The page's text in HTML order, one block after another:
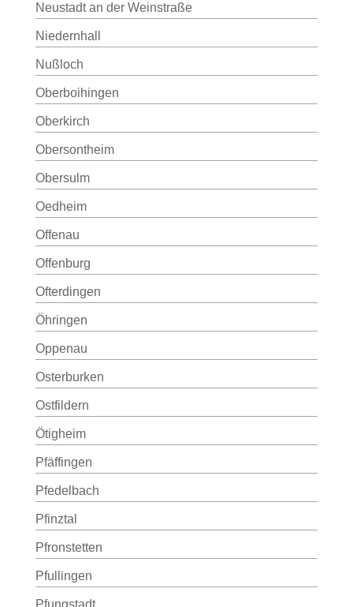
Neustadt an der Weinstraße
Niedernhall
Nußloch
Oberboihingen
Oberkirch
Obersontheim
Obersulm
Oedheim
Offenau
Offenburg
Ofterdingen
Öhringen
Oppenau
Osterburken
Ostfildern
Ötigheim
Pfäffingen
Pfedelbach
Pfinztal
Pfronstetten
Pfullingen
Pfungstadt